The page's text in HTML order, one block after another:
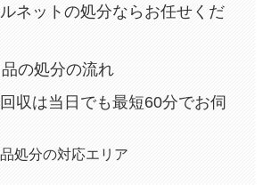
ネットの処分ならお任せくだ
の処分の流れ
収は当日でも最短60分でお伺
処分の対応エリア